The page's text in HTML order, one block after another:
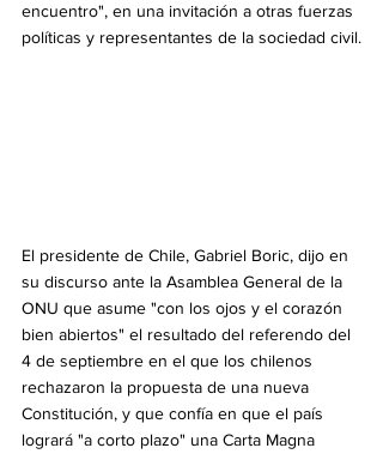
encuentro", en una invitación a otras fuerzas
políticas y representantes de la sociedad civil.
El presidente de Chile, Gabriel Boric, dijo en
su discurso ante la Asamblea General de la
ONU que asume "con los ojos y el corazón
bien abiertos" el resultado del referendo del
4 de septiembre en el que los chilenos
rechazaron la propuesta de una nueva
Constitución, y que confía en que el país
logrará "a corto plazo" una Carta Magna